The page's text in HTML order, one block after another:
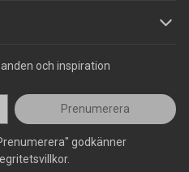
och inspiration
Prenumerera
godkänner